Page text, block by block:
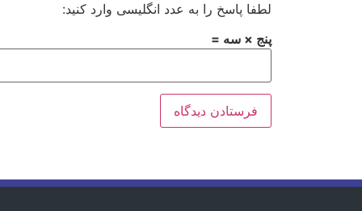
لطفا پاسخ را به عدد انگلیسی وارد کنید:
پنج × سه =